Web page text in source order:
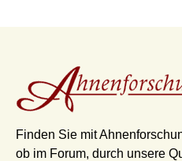
Finden Sie mit
ob im Forum, durch unsere